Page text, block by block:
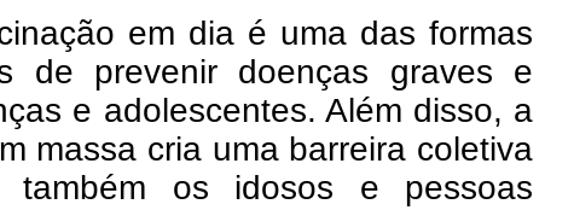
em dia é uma das formas
de prevenir doenças graves e
e adolescentes. Além disso, a
massa cria uma barreira coletiva
também os idosos e pessoas